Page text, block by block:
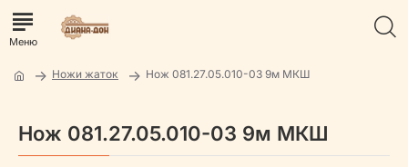
Ножи жаток Нож 081.27.05.010-03 9м МКШ
Нож 081.27.05.010-03 9м МКШ